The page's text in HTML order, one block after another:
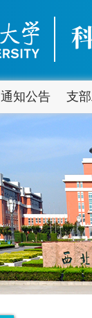
通知公告 支